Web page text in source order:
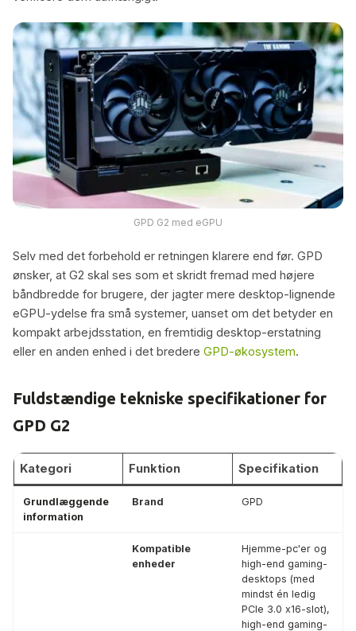
GPD G2 med eGPU
Selv med det forbehold er retningen klarere end før. GPD
ønsker, at G2 skal ses som et skridt fremad med højere
båndbredde for brugere, der jagter mere desktop-lignende
eGPU-ydelse fra små systemer, uanset om det betyder en
kompakt arbejdsstation, en fremtidig desktop-erstatning
eller en anden enhed i det bredere GPD-økosystem.
Fuldstændige tekniske specifikationer for
GPD G2
Kategori Funktion Specifikation
Grundlæggende
information
Brand GPD
Kompatible
enheder
Hjemme-pc'er og
high-end gaming-
desktops (med
mindst én ledig
PCIe 3.0 x16-slot),
high-end gaming-